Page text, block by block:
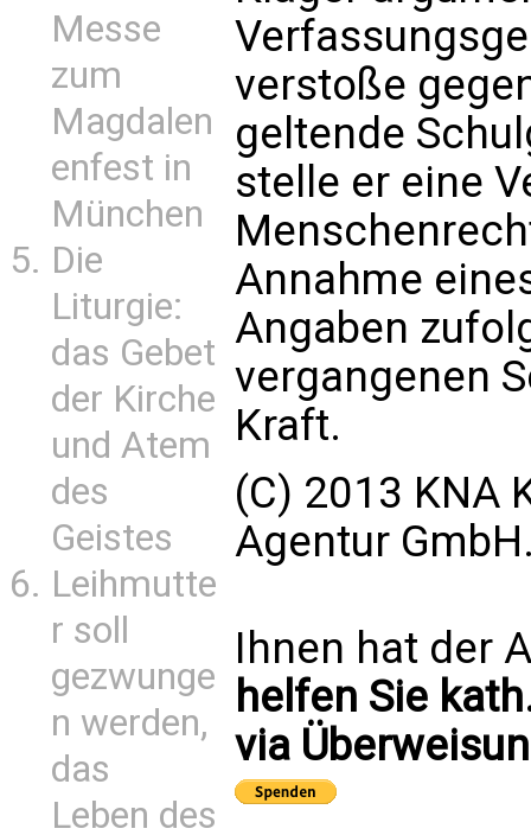
Messe
zum
Magdalen
enfest in
München
Die
Liturgie:
das Gebet
der Kirche
und Atem
des
Geistes
Leihmutte
r soll
gezwunge
n werden,
das
Leben des
verstoße
geltende
stelle er eine
Annahme
Angaben
vergangenen
Kraft.
(C) 2013 KNA
Agentur
Ihnen hat der
helfen Sie
via